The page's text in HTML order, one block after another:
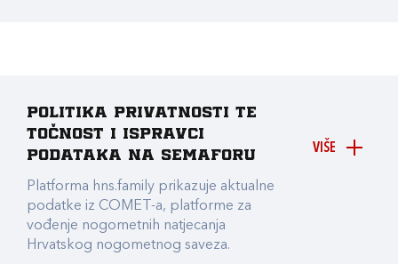
VIŠE
Politika privatnosti te
točnost i ispravci
podataka na Semaforu
Platforma hns.family prikazuje aktualne
podatke iz COMET-a, platforme za
vođenje nogometnih natjecanja
Hrvatskog nogometnog saveza.